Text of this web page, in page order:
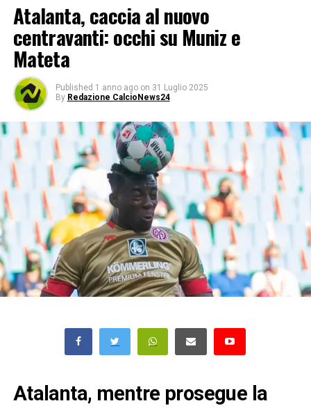
Atalanta, caccia al nuovo
centravanti: occhi su Muniz e
Mateta
Published 1 anno ago on 31 Luglio 2025
By Redazione CalcioNews24
Atalanta, mentre prosegue la